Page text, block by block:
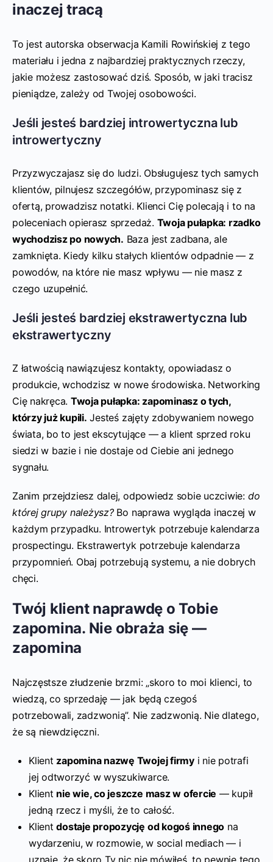
inaczej tracą
To jest autorska obserwacja Kamili Rowińskiej z tego
materiału i jedna z najbardziej praktycznych rzeczy,
jakie możesz zastosować dziś. Sposób, w jaki tracisz
pieniądze, zależy od Twojej osobowości.
Jeśli jesteś bardziej introwertyczna lub
introwertyczny
Przyzwyczajasz się do ludzi. Obsługujesz tych samych
klientów, pilnujesz szczegółów, przypominasz się z
ofertą, prowadzisz notatki. Klienci Cię polecają i to na
poleceniach opierasz sprzedaż. Twoja pułapka: rzadko
wychodzisz po nowych. Baza jest zadbana, ale
zamknięta. Kiedy kilku stałych klientów odpadnie — z
powodów, na które nie masz wpływu — nie masz z
czego uzupełnić.
Jeśli jesteś bardziej ekstrawertyczna lub
ekstrawertyczny
Z łatwością nawiązujesz kontakty, opowiadasz o
produkcie, wchodzisz w nowe środowiska. Networking
Cię nakręca. Twoja pułapka: zapominasz o tych,
którzy już kupili. Jesteś zajęty zdobywaniem nowego
świata, bo to jest ekscytujące — a klient sprzed roku
siedzi w bazie i nie dostaje od Ciebie ani jednego
sygnału.
Zanim przejdziesz dalej, odpowiedz sobie uczciwie: do
której grupy należysz?Bo naprawa wygląda inaczej w
każdym przypadku. Introwertyk potrzebuje kalendarza
prospectingu. Ekstrawertyk potrzebuje kalendarza
przypomnień. Obaj potrzebują systemu, a nie dobrych
chęci.
Twój klient naprawdę o Tobie
zapomina. Nie obraża się —
zapomina
Najczęstsze złudzenie brzmi: „skoro to moi klienci, to
wiedzą, co sprzedaję — jak będą czegoś
potrzebowali, zadzwonią”. Nie zadzwonią. Nie dlatego,
że są niewdzięczni.
Klient zapomina nazwę Twojej firmyi nie potrafi
jej odtworzyć w wyszukiwarce.
Klient nie wie, co jeszcze masz w ofercie — kupił
jedną rzecz i myśli, że to całość.
Klientdostaje propozycję od kogoś innego na
wydarzeniu, w rozmowie, w social mediach — i